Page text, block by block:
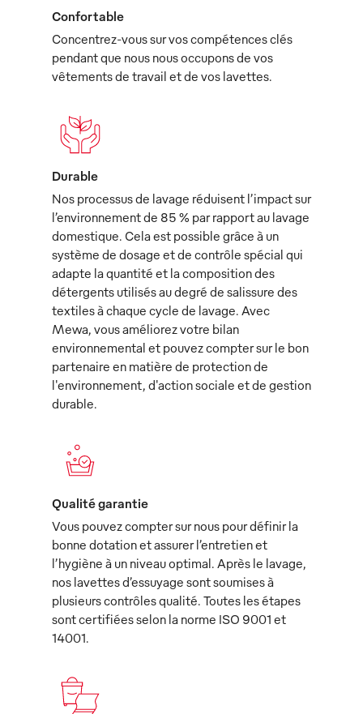
Confortable
Concentrez-vous sur vos compétences clés
pendant que nous nous occupons de vos
vêtements de travail et de vos lavettes.
Durable
Nos processus de lavage réduisent l’impact sur
l’environnement de 85 % par rapport au lavage
domestique. Cela est possible grâce à un
système de dosage et de contrôle spécial qui
adapte la quantité et la composition des
détergents utilisés au degré de salissure des
textiles à chaque cycle de lavage. Avec
Mewa, vous améliorez votre bilan
environnemental et pouvez compter sur le bon
partenaire en matière de protection de
l'environnement, d'action sociale et de gestion
durable.
Qualité garantie
Vous pouvez compter sur nous pour définir la
bonne dotation et assurer l’entretien et
l’hygiène à un niveau optimal. Après le lavage,
nos lavettes d’essuyage sont soumises à
plusieurs contrôles qualité. Toutes les étapes
sont certifiées selon la norme ISO 9001 et
14001.